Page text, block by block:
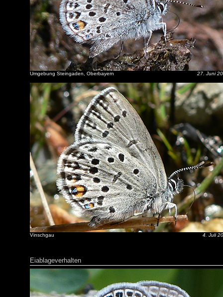
Umgebung Steingaden, Oberbayern 27. Juni
Vinschgau 4. Juli
Eiablageverhalten